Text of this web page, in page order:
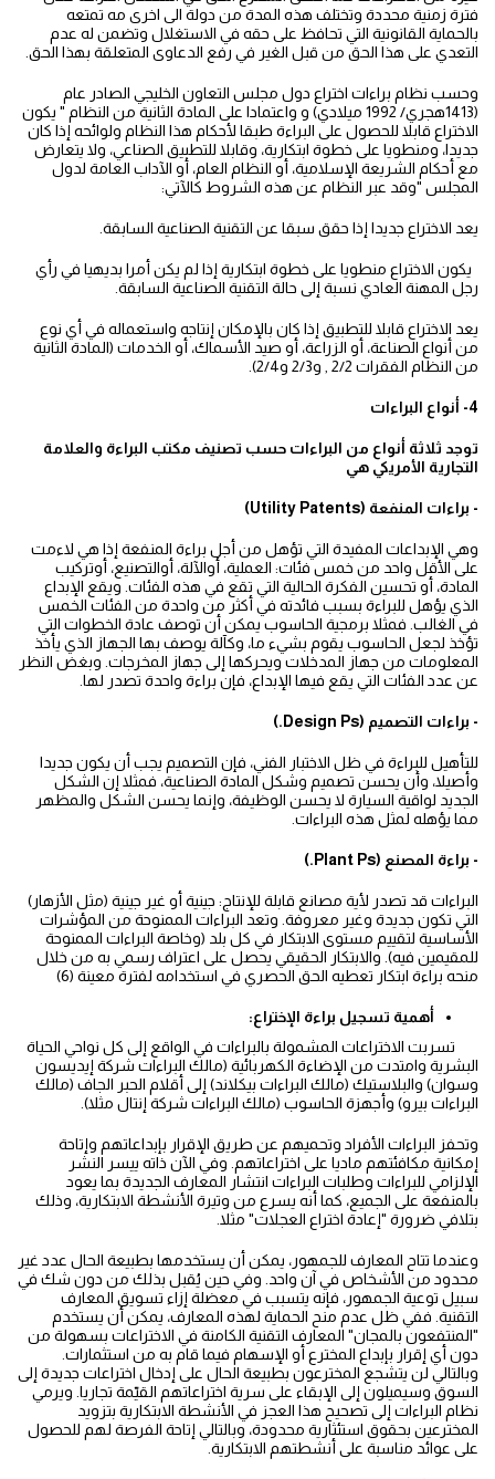
فترة زمنية محددة وتختلف هذه المدة من دولة الى اخرى مه تمتعه
بالحماية القانونية التي تحافظ على حقه في الاستغلال وتضمن له عدم
التعدي على هذا الحق من قبل الغير في رفع الدعاوى المتعلقة بهذا الحق.
وحسب نظام براءات اختراع دول مجلس التعاون الخليجي الصادر عام
(1413هجري/ 1992 ميلادي) و واعتمادا على المادة الثانية من النظام " يكون
الاختراع قابلا للحصول على البراءة طبقا لأحكام هذا النظام ولوائحه إذا كان
جديدا، ومنطويا على خطوة ابتكارية، وقابلا للتطبيق الصناعي، ولا يتعارض
مع أحكام الشريعة الإسلامية، أو النظام العام، أو الآداب العامة لدول
المجلس "وقد عبر النظام عن هذه الشروط كالآتي:
يعد الاختراع جديدا إذا حقق سبقا عن التقنية الصناعية السابقة.
يكون الاختراع منطويا على خطوة ابتكارية إذا لم يكن أمرا بديهيا في رأي
رجل المهنة العادي نسبة إلى حالة التقنية الصناعية السابقة.
يعد الاختراع قابلا للتطبيق إذا كان بالإمكان إنتاجه واستعماله في أي نوع
من أنواع الصناعة، أو الزراعة، أو صيد الأسماك، أو الخدمات (المادة الثانية
من النظام الفقرات 2/2 , و2/3 و2/4).
4- أنواع البراءات
توجد ثلاثة أنواع من البراءات حسب تصنيف مكتب البراءة والعلامة
التجارية الأمريكي هي
- براءات المنفعة (Utility Patents)
وهي الإبداعات المفيدة التي تؤهل من أجل براءة المنفعة إذا هي لاءمت
على الأقل واحد من خمس فئات: العملية، أوالآلة، أوالتصنيع، أوتركيب
المادة، أو تحسين الفكرة الحالية التي تقع في هذه الفئات. ويقع الإبداع
الذي يؤهل للبراءة بسبب فائدته في أكثر من واحدة من الفئات الخمس
في الغالب. فمثلا برمجية الحاسوب يمكن أن توصف عادة الخطوات التي
تؤخذ لجعل الحاسوب يقوم بشيء ما، وكآلة يوصف بها الجهاز الذي يأخذ
المعلومات من جهاز المدخلات ويحركها إلى جهاز المخرجات. وبغض النظر
عن عدد الفئات التي يقع فيها الإبداع، فإن براءة واحدة تصدر لها.
- براءات التصميم (Design Ps.)
للتأهيل للبراءة في ظل الاختبار الفني، فإن التصميم يجب أن يكون جديدا
وأصيلا، وأن يحسن تصميم وشكل المادة الصناعية، فمثلا إن الشكل
الجديد لواقية السيارة لا يحسن الوظيفة، وإنما يحسن الشكل والمظهر
مما يؤهله لمثل هذه البراءات.
- براءة المصنع (Plant Ps.)
البراءات قد تصدر لأية مصانع قابلة للإنتاج: جينية أو غير جينية (مثل الأزهار)
التي تكون جديدة وغير معروفة. وتعد البراءات الممنوحة من المؤشرات
الأساسية لتقييم مستوى الابتكار في كل بلد (وخاصة البراءات الممنوحة
للمقيمين فيه). والابتكار الحقيقي يحصل على اعتراف رسمي به من خلال
منحه براءة ابتكار تعطيه الحق الحصري في استخدامه لفترة معينة (6)
أهمية تسجيل براءة الإختراع:
تسربت الاختراعات المشمولة بالبراءات في الواقع إلى كل نواحي الحياة
البشرية وامتدت من الإضاءة الكهربائية (مالك البراءات شركة إيديسون
وسوان) والبلاستيك (مالك البراءات بيكلاند) إلى أقلام الحبر الجاف (مالك
البراءات بيرو) وأجهزة الحاسوب (مالك البراءات شركة إنتال مثلا).
وتحفز البراءات الأفراد وتحميهم عن طريق الإقرار بإبداعاتهم وإتاحة
إمكانية مكافئتهم ماديا على اختراعاتهم. وفي الآن ذاته ييسر النشر
الإلزامي للبراءات وطلبات البراءات انتشار المعارف الجديدة بما يعود
بالمنفعة على الجميع، كما أنه يسرع من وتيرة الأنشطة الابتكارية، وذلك
بتلافي ضرورة "إعادة اختراع العجلات" مثلا.
وعندما تتاح المعارف للجمهور، يمكن أن يستخدمها بطبيعة الحال عدد غير
محدود من الأشخاص في آن واحد. وفي حين يُقبل بذلك من دون شك في
سبيل توعية الجمهور، فإنه يتسبب في معضلة إزاء تسويق المعارف
التقنية. ففي ظل عدم منح الحماية لهذه المعارف، يمكن أن يستخدم
"المنتفعون بالمجان" المعارف التقنية الكامنة في الاختراعات بسهولة من
دون أي إقرار بإبداع المخترع أو الإسهام فيما قام به من استثمارات.
وبالتالي لن يتشجع المخترعون بطبيعة الحال على إدخال اختراعات جديدة إلى
السوق وسيميلون إلى الإبقاء على سرية اختراعاتهم القيّمة تجاريا. ويرمي
نظام البراءات إلى تصحيح هذا العجز في الأنشطة الابتكارية بتزويد
المخترعين بحقوق استئثارية محدودة، وبالتالي إتاحة الفرصة لهم للحصول
على عوائد مناسبة على أنشطتهم الابتكارية.